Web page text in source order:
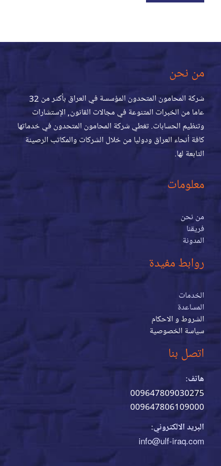
من نحن
شركة المحامون المتحدون المؤسسة في العراق بأكثر من 32
عاما من الخبرات المتنوعة في مجالات القانون, الإستشارات
وتنظيم الحسابات. تغطي شركة المحامون المتحدون في خدماتها
كافة أنحاء العراق ودوليا من خلال الشركات والمكاتب الرصينة
التابعة لها.
معلومات
من نحن
فريقنا
المدونة
روابط مفيدة
الخدمات
المساعدة
الشروط و الاحكام
سياسة الخصوصية
اتصل بنا
هاتف:
009647809030275
009647806109000
البريد الالكتروني:
info@ulf-iraq.com